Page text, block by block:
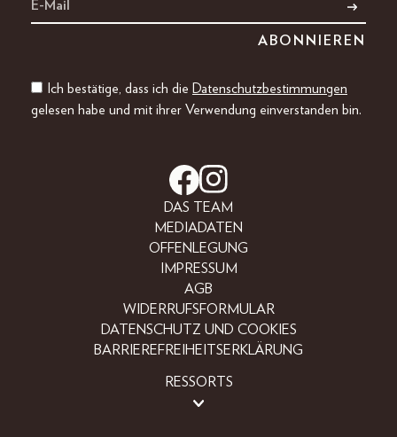
Ich bestätige, dass ich die Datenschutzbestimmungen
gelesen habe und mit ihrer Verwendung einverstanden bin.
DAS TEAM
MEDIADATEN
OFFENLEGUNG
IMPRESSUM
AGB
WIDERRUFSFORMULAR
DATENSCHUTZ UND COOKIES
BARRIEREFREIHEITSERKLÄRUNG
RESSORTS